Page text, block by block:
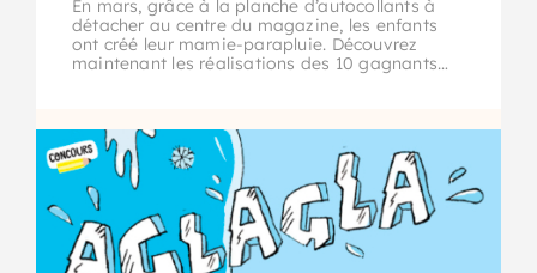
En mars, grâce à la planche d’autocollants à
détacher au centre du magazine, les enfants
ont créé leur mamie-parapluie. Découvrez
maintenant les réalisations des 10 gagnants…